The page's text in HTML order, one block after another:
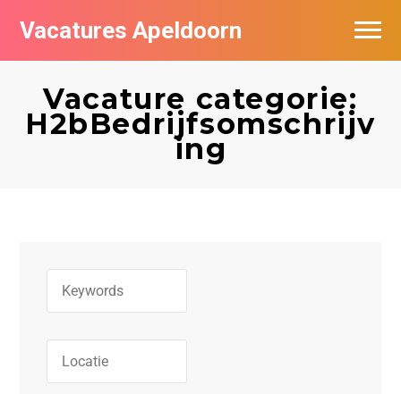
Vacatures Apeldoorn
Vacature categorie:
H2bBedrijfsomschrijv
ing
Vacatures per bedrijf
De populairste vacatures in Apeldoorn